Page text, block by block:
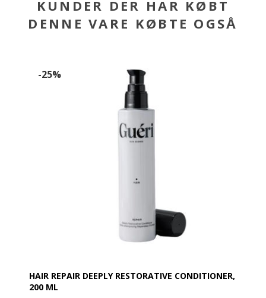
KUNDER DER HAR KØBT
DENNE VARE KØBTE OGSÅ
-25%
HAIR REPAIR DEEPLY RESTORATIVE CONDITIONER,
200 ML